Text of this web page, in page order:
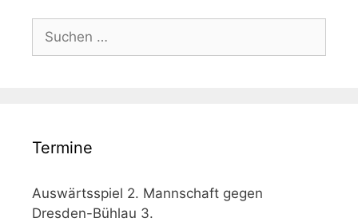
nach:
Termine
Auswärtsspiel 2. Mannschaft gegen
Dresden-Bühlau 3.